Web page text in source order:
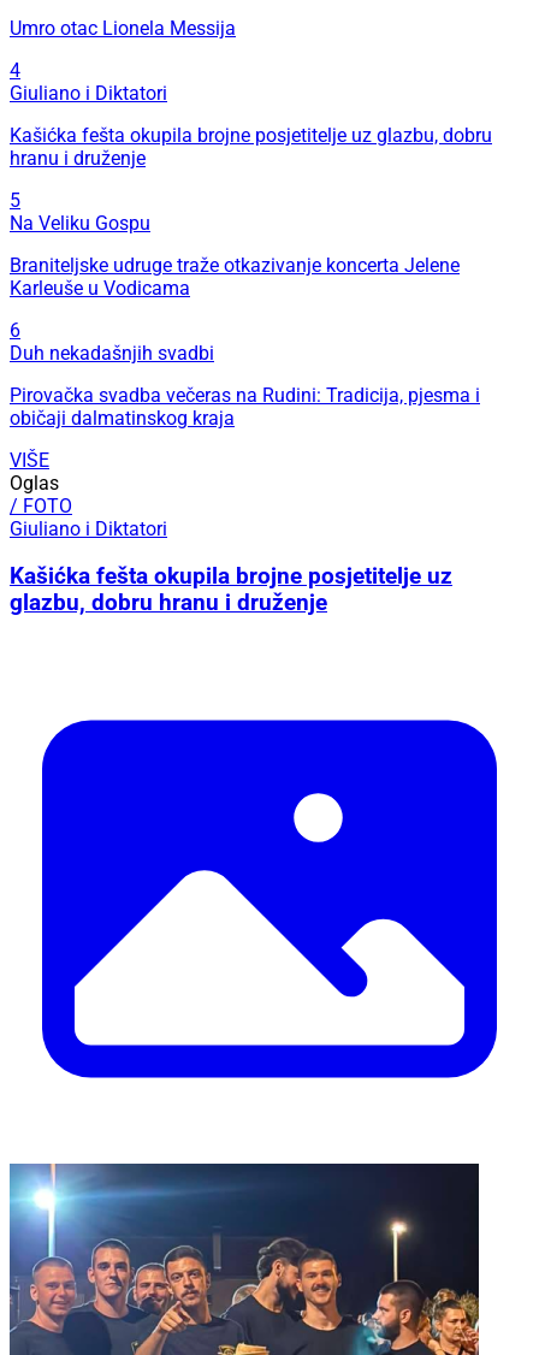
Umro otac Lionela Messija
4
Giuliano i Diktatori
Kašićka fešta okupila brojne posjetitelje uz glazbu, dobru
hranu i druženje
5
Na Veliku Gospu
Braniteljske udruge traže otkazivanje koncerta Jelene
Karleuše u Vodicama
6
Duh nekadašnjih svadbi
Pirovačka svadba večeras na Rudini: Tradicija, pjesma i
običaji dalmatinskog kraja
VIŠE
Oglas
/ FOTO
Giuliano i Diktatori
Kašićka fešta okupila brojne posjetitelje uz
glazbu, dobru hranu i druženje